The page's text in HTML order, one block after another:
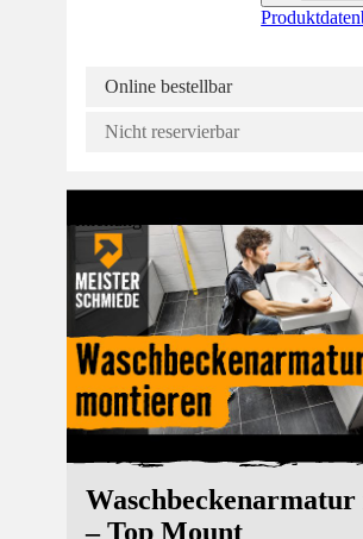
Online bestellbar
Nicht reservierbar
– Top Mount